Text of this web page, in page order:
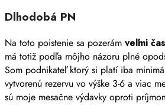
Dlhodobá PN
Na toto poistenie sa pozerám veľmi
má totiž podľa môjho názoru plné
Som podnikateľ ktorý si platí iba
vytvorenú rezervu vo výške 3-6 a viac
sú moje mesačne výdavky oproti